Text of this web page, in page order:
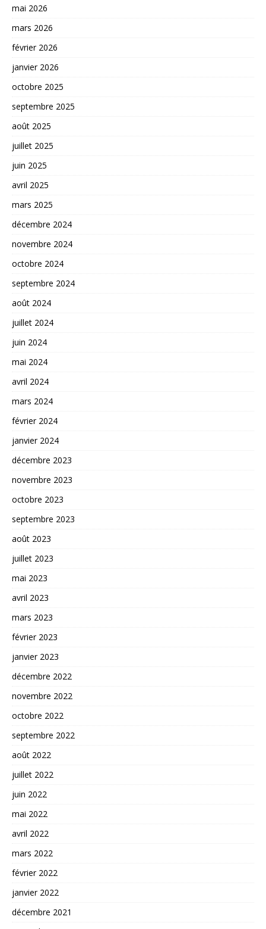
mai 2026
mars 2026
février 2026
janvier 2026
octobre 2025
septembre 2025
août 2025
juillet 2025
juin 2025
avril 2025
mars 2025
décembre 2024
novembre 2024
octobre 2024
septembre 2024
août 2024
juillet 2024
juin 2024
mai 2024
avril 2024
mars 2024
février 2024
janvier 2024
décembre 2023
novembre 2023
octobre 2023
septembre 2023
août 2023
juillet 2023
mai 2023
avril 2023
mars 2023
février 2023
janvier 2023
décembre 2022
novembre 2022
octobre 2022
septembre 2022
août 2022
juillet 2022
juin 2022
mai 2022
avril 2022
mars 2022
février 2022
janvier 2022
décembre 2021